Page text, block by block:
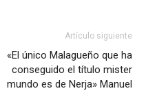
Artículo siguiente
«El único Malagueño que ha
conseguido el título mister
mundo es de Nerja» Manuel